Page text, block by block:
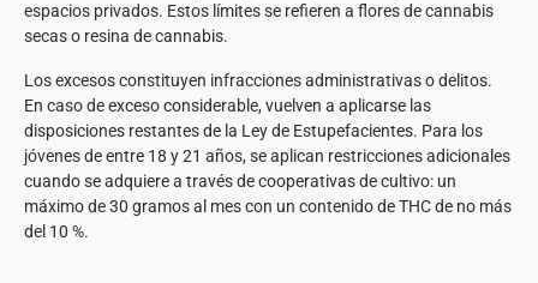
espacios privados. Estos límites se refieren a flores de cannabis
secas o resina de cannabis.
Los excesos constituyen infracciones administrativas o delitos.
En caso de exceso considerable, vuelven a aplicarse las
disposiciones restantes de la Ley de Estupefacientes. Para los
jóvenes de entre 18 y 21 años, se aplican restricciones adicionales
cuando se adquiere a través de cooperativas de cultivo: un
máximo de 30 gramos al mes con un contenido de THC de no más
del 10 %.